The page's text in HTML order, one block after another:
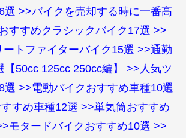
選 >>バイクを売却する時に一番高
すすめクラシックバイク17選 >>
トファイターバイク15選 >>通勤
50cc 125cc 250cc編】
>>人気ツ
選 >>電動バイクおすすめ車種10選
すめ車種12選 >>単気筒おすすめ
モタードバイクおすすめ10選 >>